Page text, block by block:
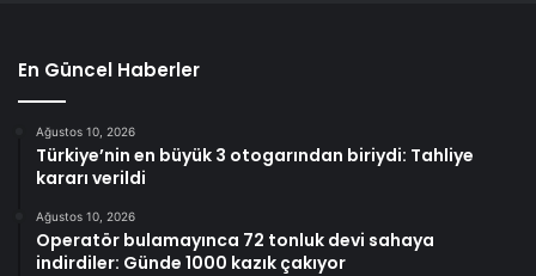
En Güncel Haberler
Ağustos 10, 2026
Türkiye’nin en büyük 3 otogarından biriydi: Tahliye
kararı verildi
Ağustos 10, 2026
Operatör bulamayınca 72 tonluk devi sahaya
indirdiler: Günde 1000 kazık çakıyor